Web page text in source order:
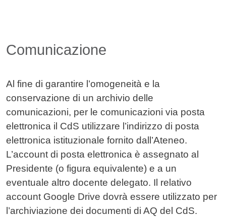
Comunicazione
Al fine di garantire l’omogeneità e la
conservazione di un archivio delle
comunicazioni, per le comunicazioni via posta
elettronica il CdS utilizzare l’indirizzo di posta
elettronica istituzionale fornito dall’Ateneo.
L’account di posta elettronica è assegnato al
Presidente (o figura equivalente) e a un
eventuale altro docente delegato. Il relativo
account Google Drive dovrà essere utilizzato per
l’archiviazione dei documenti di AQ del CdS.